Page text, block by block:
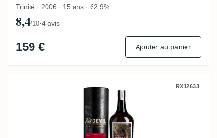
Trinité · 2006 · 15 ans · 62,9%
8,4/10·4 avis
159 € Ajouter au panier
Uitvlugt Kill Devil 1997 RX12633